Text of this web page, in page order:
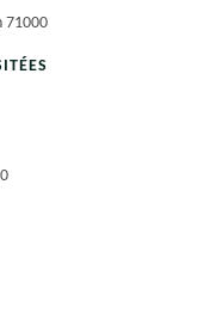
71000